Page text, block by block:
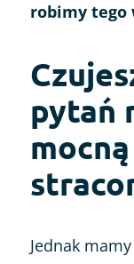
robimy tego
pytań
Jednak